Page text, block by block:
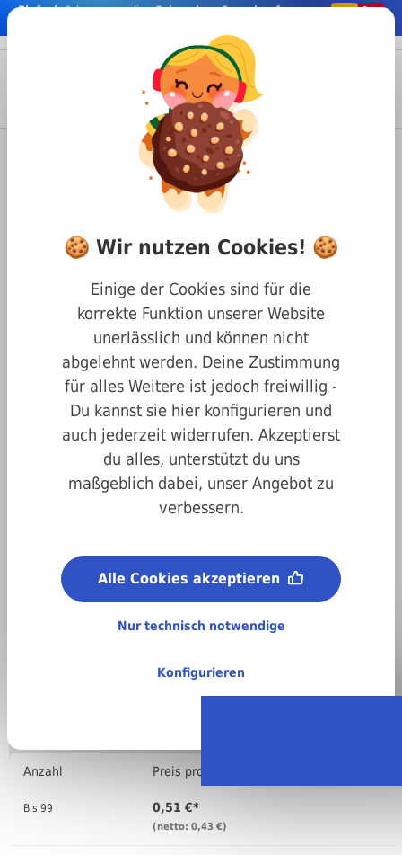
springen
Einfach& bequem onlineSchrauben & co. kaufen
Anmelden
Befestigungstechnik Nägel & Stifte
Blindnieten DIN 7337 A2/A2
(Dorn/Stift) 4 x 20
Abmessungen:
4 x 20 mm
Material (Dorn):
Anzahl Preis pro VPE ( )
Bis 99 0,51 €*
(netto: 0,43 €)
🍪 Wir nutzen Cookies! 🍪
Einige der Cookies sind für die
korrekte Funktion unserer Website
unerlässlich und können nicht
abgelehnt werden. Deine Zustimmung
für alles Weitere ist jedoch freiwillig -
Du kannst sie hier konfigurieren und
auch jederzeit widerrufen. Akzeptierst
du alles, unterstützt du uns
maßgeblich dabei, unser Angebot zu
verbessern.
Alle Cookies akzeptieren
Nur technisch notwendige
Konfigurieren